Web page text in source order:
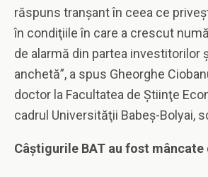
răspuns tranşant în ceea ce
în condiţiile în care a crescut
de alarmă din partea investitorilor
anchetă”, a spus Gheorghe
doctor la Facultatea de Ştiinţe
cadrul Universităţii Babeş-Bolyai,
Câştigurile BAT au fost mâncate